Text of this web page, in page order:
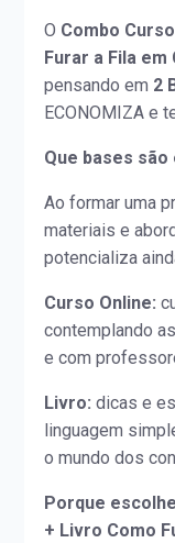
O Combo
Furar a Fila
pensando em 2
ECONOMIZA e
Que bases são
Ao formar uma
materiais e
potencializa
Curso Online:
contemplando
e com
Livro: dicas e
linguagem
o mundo dos
Porque
+ Livro Como